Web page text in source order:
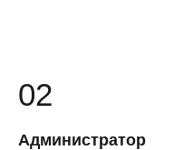
Администратор
02